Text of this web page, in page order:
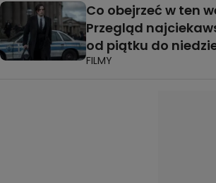
Co obejrzeć w ten
Przegląd
od piątku do
FILMY